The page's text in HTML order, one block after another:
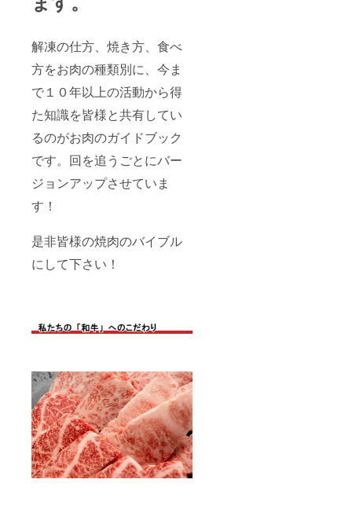
解凍の仕方、焼き方、食べ
方をお肉の種類別に、今ま
で１０年以上の活動から得
た知識を皆様と共有してい
るのがお肉のガイドブック
です。回を追うごとにバー
ジョンアップさせていま
す！
是非皆様の焼肉のバイブル
にして下さい！